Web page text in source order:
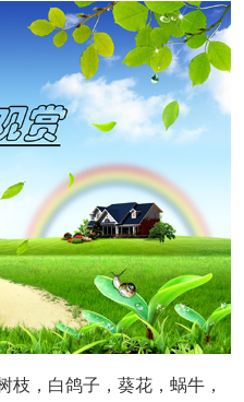
枝，白鸽子，葵花，蜗牛，